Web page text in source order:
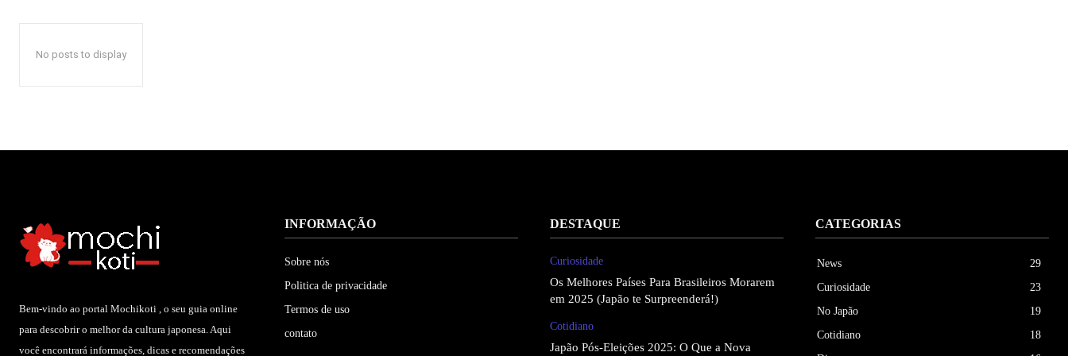
No posts to display
Bem-vindo ao portal Mochikoti , o seu guia online
para descobrir o melhor da cultura japonesa. Aqui
você encontrará informações, dicas e recomendações
INFORMAÇÃO
Sobre nós
Politica de privacidade
Termos de uso
contato
DESTAQUE
Curiosidade
Os Melhores Países Para Brasileiros Morarem
em 2025 (Japão te Surpreenderá!)
Cotidiano
Japão Pós-Eleições 2025: O Que a Nova
CATEGORIAS
News
29
Curiosidade
23
No Japão
19
Cotidiano
18